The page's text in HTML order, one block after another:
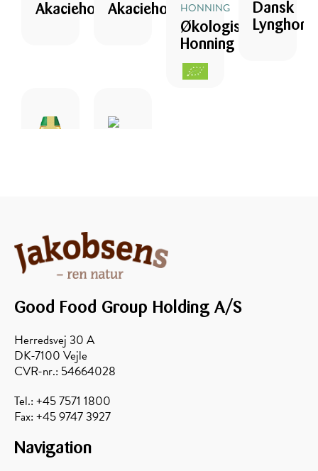
AkaciehonningAkaciehonningHONNING
Økologisk
Honning
Dansk
Good Food Group Holding A/S
Herredsvej 30 A
DK-7100 Vejle
CVR-nr.: 54664028
Tel.: +45 7571 1800
Fax: +45 9747 3927
Navigation